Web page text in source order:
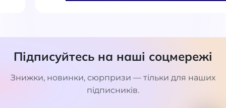
Підписуйтесь на наші соцмережі
Знижки, новинки, сюрпризи — тільки для наших
підписників.